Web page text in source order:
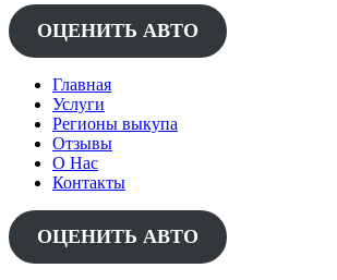
ОЦЕНИТЬ АВТО
Главная
Услуги
Регионы выкупа
Отзывы
О Нас
Контакты
ОЦЕНИТЬ АВТО